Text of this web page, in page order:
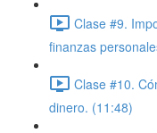
Clase #9.
finanzas
Clase #10.
dinero. (11:48)